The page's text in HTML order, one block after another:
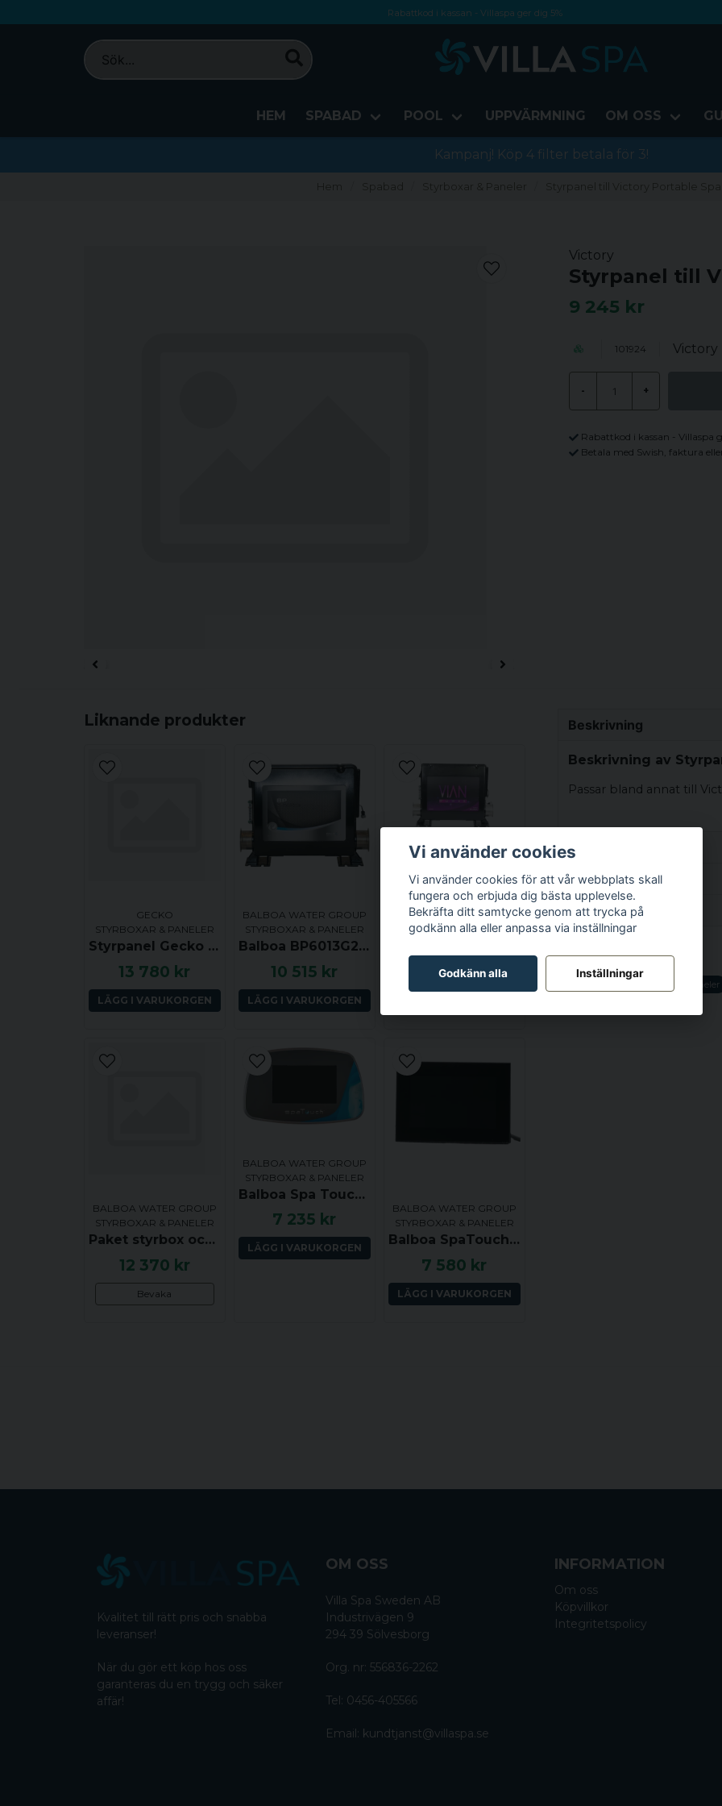
Rabattkod i kassan - Villaspa ger dig 5%
Fri frakt från 1000 kr!
Betala med Swish, faktura eller kontokort
HEM SPABAD POOL UPPVÄRMNING OM OSS
Kampanj! Köp 4 filter betala för 3!
Hem Spabad Styrboxar & Paneler Styrpanel till Victory Portable Spa
Victory
Styrpanel till
9 245 kr
101924 Victory
- +
Rabattkod i kassan - Villaspa
Betala med Swish, faktura
Liknande produkter
GECKO
STYRBOXAR & PANELER
Styrpanel Gecko TSC-24, Dimension One Spas (D1), 7 knappar (Jets1, Jets2, Light, Up, Down, Enter, Program)
13 780 kr
LÄGG I VARUKORGEN
BALBOA WATER GROUP
STYRBOXAR & PANELER
Balboa BP6013G2 kontrollsystem inkl 3.0kW värmare
10 515 kr
LÄGG I VARUKORGEN
STYRBOXAR & PANELER
Balboa BP6013G3 kontrollsystem inkl 3.0kW värmare
9 955 kr
LÄGG I VARUKORGEN
BALBOA WATER GROUP
STYRBOXAR & PANELER
Paket styrbox och styrpanel: Balboa (Vian) BP6013G3 med 3kW värmare och TP600; upp till 3 Jetpumpar + Cirkulationspump + Luftpump
12 370 kr
Bevaka
BALBOA WATER GROUP
STYRBOXAR & PANELER
Balboa Spa Touch H2 Trapezoid Panel
7 235 kr
LÄGG I VARUKORGEN
BALBOA WATER GROUP
STYRBOXAR & PANELER
Balboa SpaTouch3 Styrpanel svart ram, rektangulär 145x102 mm, 57255
7 580 kr
LÄGG I VARUKORGEN
Beskrivning
Beskrivning av
Passar bland annat till
Egenskaper
Vikt
Specifikation
Vikt
Ställ en produktfråga
Fråga oss något om
Relaterade kategorier
Styrboxar & Paneler
Kvalitet till rätt pris och snabba
leveranser!
När du gör ett köp hos oss
garanteras du en trygg och säker
affär!
OM OSS
Villa Spa Sweden AB
Industrivägen 9
294 39 Sölvesborg
Org. nr: 556836-2262
Tel: 0456-405566
Email: kundtjanst@villaspa.se
INFORMATION
Om oss
Köpvillkor
Integritetspolicy
Vi använder cookies
Vi använder cookies för att vår webbplats skall
fungera och erbjuda dig bästa upplevelse.
Bekräfta ditt samtycke genom att trycka på
godkänn alla eller anpassa via inställningar
Godkänn alla Inställningar